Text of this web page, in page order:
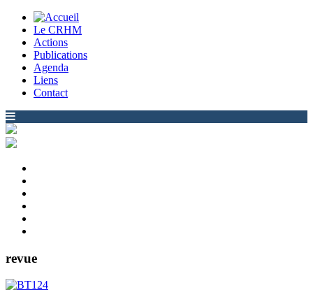
Le CRHM
Actions
Publications
Agenda
Liens
Contact
revue